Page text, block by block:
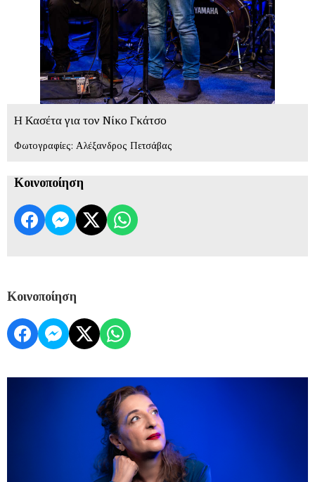
Η Κασέτα για τον Νίκο Γκάτσο
Φωτογραφίες: Αλέξανδρος Πετσάβας
Κοινοποίηση
Κοινοποίηση